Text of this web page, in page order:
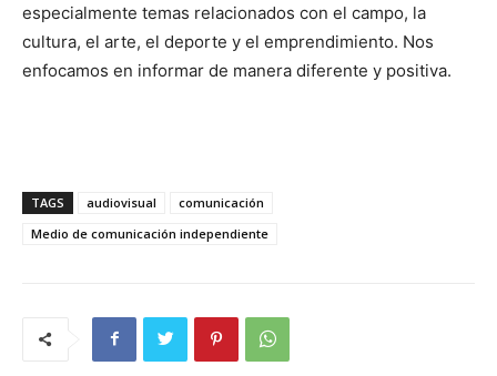
especialmente temas relacionados con el campo, la
cultura, el arte, el deporte y el emprendimiento. Nos
enfocamos en informar de manera diferente y positiva.
TAGS audiovisual
comunicación
Medio de comunicación independiente